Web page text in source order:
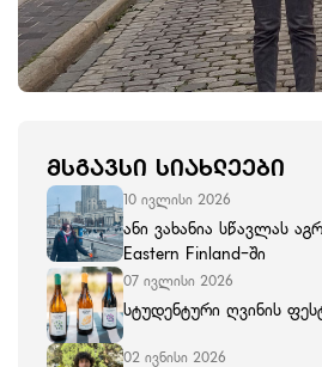
ᲛᲡᲒᲐᲕᲡᲘ ᲡᲘᲐᲮᲚᲔᲔᲑᲘ
10 ივლისი 2026
ანი ვახანია სწავლას
Eastern Finland-ში
07 ივლისი 2026
სტუდენტური ღვინის
02 ივნისი 2026